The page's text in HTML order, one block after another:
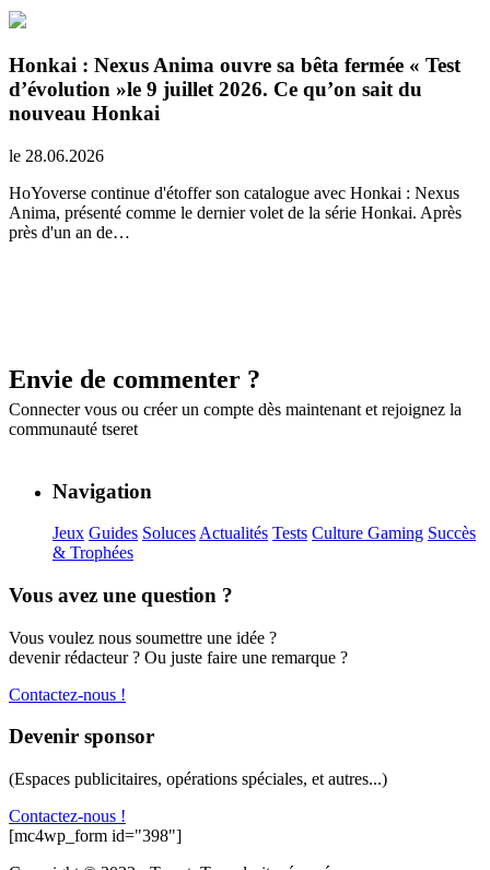
Honkai : Nexus Anima ouvre sa bêta fermée « Test
d’évolution »le 9 juillet 2026. Ce qu’on sait du
nouveau Honkai
le 28.06.2026
HoYoverse continue d'étoffer son catalogue avec Honkai : Nexus
Anima, présenté comme le dernier volet de la série Honkai. Après
près d'un an de…
Envie de commenter ?
Connecter vous ou créer un compte dès maintenant et rejoignez la
communauté tseret
Navigation
Jeux Guides Soluces Actualités Tests Culture Gaming Succès
& Trophées
Vous avez une question ?
Vous voulez nous soumettre une idée ?
devenir rédacteur ? Ou juste faire une remarque ?
Contactez-nous !
Devenir sponsor
(Espaces publicitaires, opérations spéciales, et autres...)
Contactez-nous !
[mc4wp_form id="398"]